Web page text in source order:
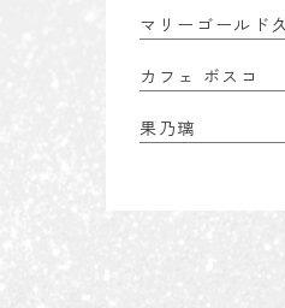
マリーゴールド
カフェ ボスコ
果乃璃